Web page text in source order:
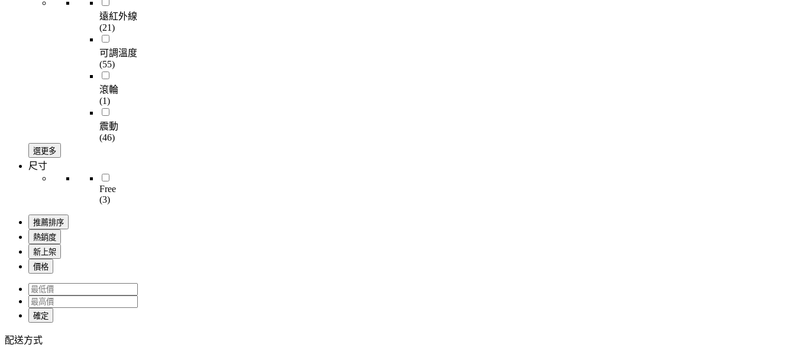
遠紅外線
(21)
可調溫度
(55)
滾輪
(1)
震動
(46)
選更多
尺寸
Free
(3)
推薦排序
熱銷度
新上架
價格
確定
配送方式